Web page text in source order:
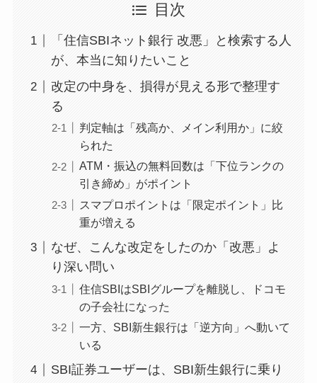
目次
「住信SBIネット銀行 改悪」と検索する人
が、本当に知りたいこと
改定の中身を、損得が見える形で整理す
る
判定軸は「残高か、メイン利用か」に絞
られた
ATM・振込の無料回数は「下位ランクの
引き締め」がポイント
スマプロポイントは「限定ポイント」比
重が増える
なぜ、こんな改定をしたのか「改悪」よ
り深い問い
住信SBIはSBIグループを離脱し、ドコモ
の子会社になった
一方、SBI新生銀行は「逆方向」へ動いて
いる
SBI証券ユーザーは、SBI新生銀行に乗り